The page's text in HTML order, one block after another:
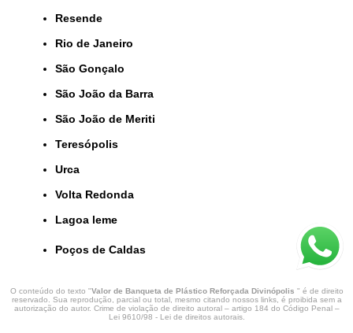
Resende
Rio de Janeiro
São Gonçalo
São João da Barra
São João de Meriti
Teresópolis
Urca
Volta Redonda
lagoa leme
Poços de Caldas
O conteúdo do texto "Valor de Banqueta de Plástico Reforçada Divinópolis " é de direito
reservado. Sua reprodução, parcial ou total, mesmo citando nossos links, é proibida sem a
autorização do autor. Crime de violação de direito autoral – artigo 184 do Código Penal –
Lei 9610/98 - Lei de direitos autorais.